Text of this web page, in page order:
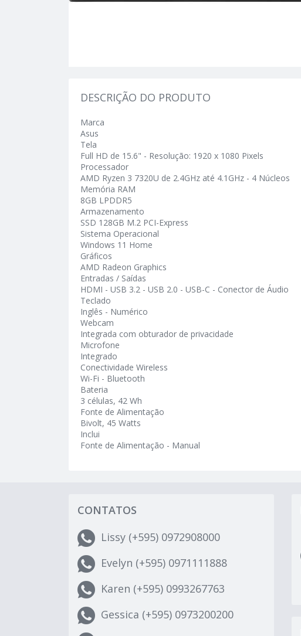
DESCRIÇÃO DO PRODUTO
Marca
Asus
Tela
Full HD de 15.6" - Resolução: 1920 x 1080 Pixels
Processador
AMD Ryzen 3 7320U de 2.4GHz até 4.1GHz - 4 Núcleos
Memória RAM
8GB LPDDR5
Armazenamento
SSD 128GB M.2 PCI-Express
Sistema Operacional
Windows 11 Home
Gráficos
AMD Radeon Graphics
Entradas / Saídas
HDMI - USB 3.2 - USB 2.0 - USB-C - Conector de Áudio
Teclado
Inglês - Numérico
Webcam
Integrada com obturador de privacidade
Microfone
Integrado
Conectividade Wireless
Wi-Fi - Bluetooth
Bateria
3 células, 42 Wh
Fonte de Alimentação
Bivolt, 45 Watts
Inclui
Fonte de Alimentação - Manual
CONTATOS
Lissy (+595) 0972908000
Evelyn (+595) 0971111888
Karen (+595) 0993267763
Gessica (+595) 0973200200